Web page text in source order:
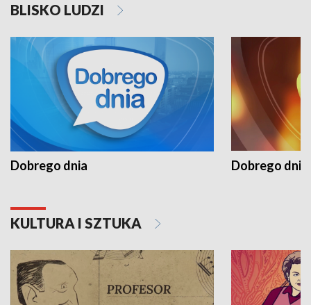
BLISKO LUDZI
Dobrego dnia Dobrego dnia
KULTURA I SZTUKA